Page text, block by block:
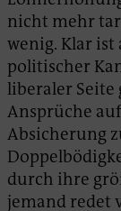
nicht mehr
wenig. Klar ist
politischer
liberaler Seite
Ansprüche
Absicherung
durch ihre
jemand redet